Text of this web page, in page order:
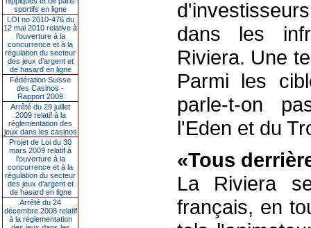
sportifs en ligne
LOI no 2010-476 du
12 mai 2010 relative à
l’ouverture à la
concurrence et à la
régulation du secteur
des jeux d’argent et
de hasard en ligne
Fédération Suisse
des Casinos -
Rapport 2009
Arrêté du 29 juillet
2009 relatif à la
réglementation des
jeux dans les casinos
Projet de Loi du 30
mars 2009 relatif à
l’ouverture à la
concurrence et à la
régulation du secteur
des jeux d’argent et
de hasard en ligne
Arrêté du 24
décembre 2008 relatif
à la réglementation
dans les
Riviera. Une
Parmi les
parle-t-on
l'Eden et du
«Tous
La Riviera
français, en